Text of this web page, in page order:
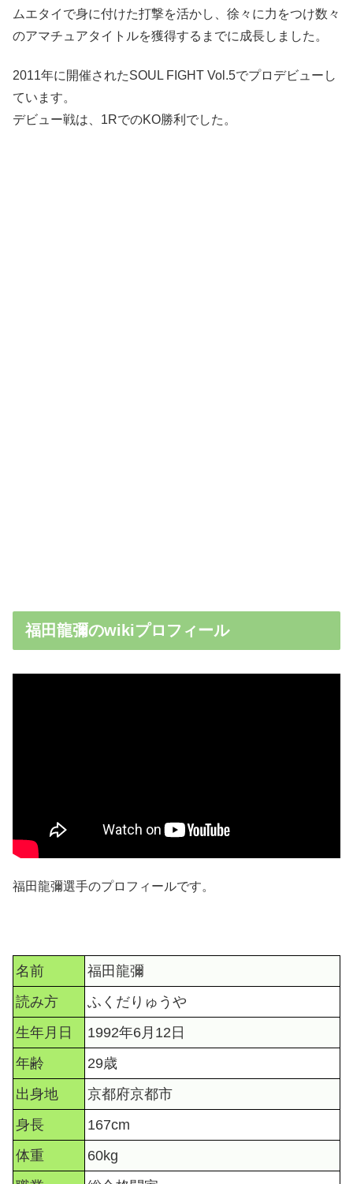
ムエタイで身に付けた打撃を活かし、徐々に力をつけ数々
のアマチュアタイトルを獲得するまでに成長しました。
2011年に開催されたSOUL FIGHT Vol.5でプロデビューし
ています。
デビュー戦は、1RでのKO勝利でした。
福田龍彌のwikiプロフィール
福田龍彌選手のプロフィールです。
名前
福田龍彌
読み方
ふくだりゅうや
生年月日
1992年6月12日
年齢
29歳
出身地
京都府京都市
身長
167cm
体重
60kg